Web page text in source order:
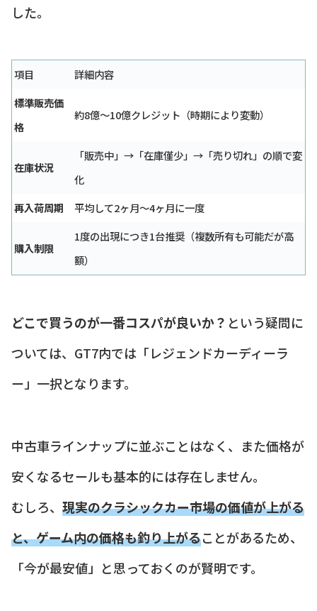
した。
項目
詳細内容
標準販売価
格
約8億〜10億クレジット（時期により変動）
在庫状況
「販売中」→「在庫僅少」→「売り切れ」の順で変
化
再入荷周期
平均して2ヶ月〜4ヶ月に一度
購入制限
1度の出現につき1台推奨（複数所有も可能だが高
額）
どこで買うのが一番コスパが良いか？ という疑問に
ついては、GT7内では「レジェンドカーディーラ
ー」一択となります。
中古車ラインナップに並ぶことはなく、また価格が
安くなるセールも基本的には存在しません。
むしろ、 現実のクラシックカー市場の価値が上がる
と、ゲーム内の価格も釣り上がることがあるため、
「今が最安値」と思っておくのが賢明です。